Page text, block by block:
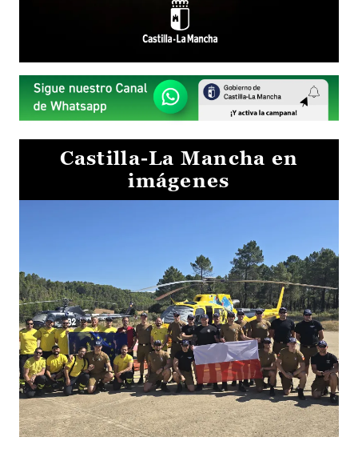
Castilla-La Mancha en
imágenes